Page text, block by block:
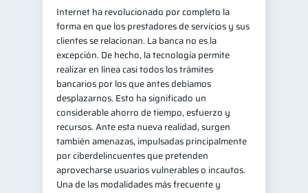
Internet ha revolucionado por completo la
forma en que los prestadores de servicios y sus
clientes se relacionan. La banca no es la
excepción. De hecho, la tecnología permite
realizar en línea casi todos los trámites
bancarios por los que antes debíamos
desplazarnos. Esto ha significado un
considerable ahorro de tiempo, esfuerzo y
recursos. Ante esta nueva realidad, surgen
también amenazas, impulsadas principalmente
por ciberdelincuentes que pretenden
aprovecharse usuarios vulnerables o incautos.
Una de las modalidades más frecuente y